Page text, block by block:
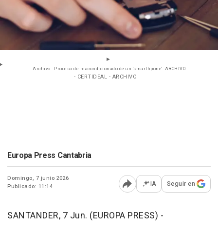
Archivo - Proceso de reacondicionado de un 'smarthpone'.-ARCHIVO
- CERTIDEAL - ARCHIVO
Europa Press Cantabria
Domingo, 7 junio 2026
Publicado: 11:14
Abrir opciones para
IA Seguir en
SANTANDER, 7 Jun. (EUROPA PRESS) -